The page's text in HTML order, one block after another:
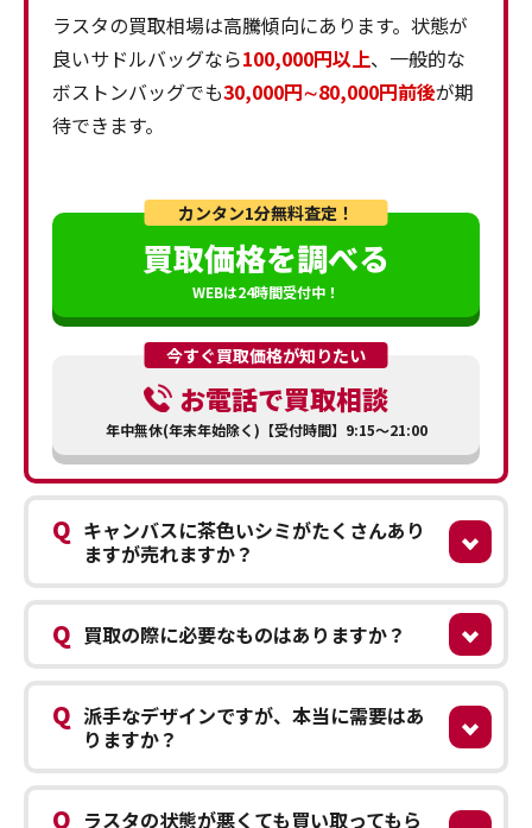
ラスタの買取相場は高騰傾向にあります。状態が
良いサドルバッグなら100,000円以上、一般的な
ボストンバッグでも30,000円∼80,000円前後が期
待できます。
カンタン1分無料査定！
買取価格を調べる
WEBは24時間受付中！
今すぐ買取価格が知りたい
お電話で買取相談
年中無休(年末年始除く)【受付時間】9:15～21:00
Q キャンバスに茶色いシミがたくさんあり
ますが売れますか？
Q 買取の際に必要なものはありますか？
Q 派手なデザインですが、本当に需要はあ
りますか？
Q ラスタの状態が悪くても買い取ってもら